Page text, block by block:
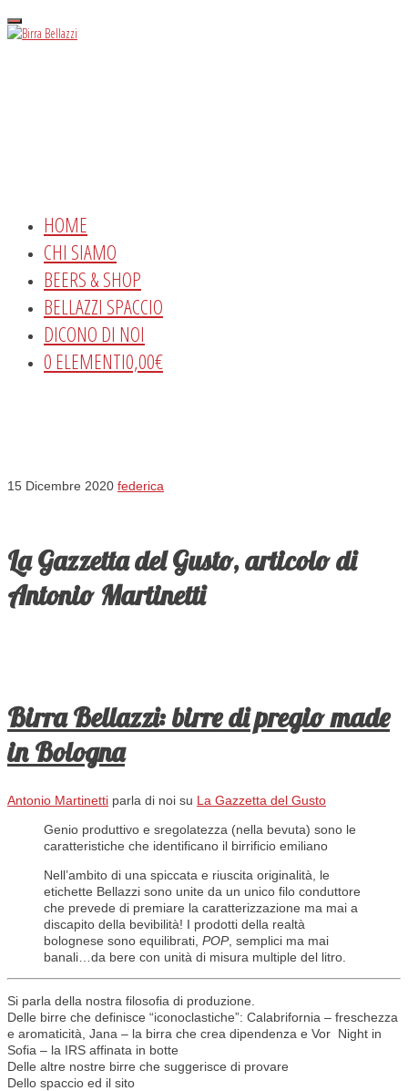
Menu
HOME
CHI SIAMO
BEERS & SHOP
BELLAZZI SPACCIO
DICONO DI NOI
0 ELEMENTI0,00€
15 Dicembre 2020 federica
La Gazzetta del Gusto, articolo di
Antonio Martinetti
Birra Bellazzi: birre di pregio made
in Bologna
Antonio Martinetti parla di noi su La Gazzetta del Gusto
Genio produttivo e sregolatezza (nella bevuta) sono le
caratteristiche che identificano il birrificio emiliano
Nell’ambito di una spiccata e riuscita originalità, le
etichette Bellazzi sono unite da un unico filo conduttore
che prevede di premiare la caratterizzazione ma mai a
discapito della bevibilità! I prodotti della realtà
bolognese sono equilibrati, POP, semplici ma mai
banali…da bere con unità di misura multiple del litro.
Si parla della nostra filosofia di produzione.
Delle birre che definisce “iconoclastiche”: Calabrifornia – freschezza
e aromaticità, Jana – la birra che crea dipendenza e Vor Night in
Sofia – la IRS affinata in botte
Delle altre nostre birre che suggerisce di provare
Dello spaccio ed il sito